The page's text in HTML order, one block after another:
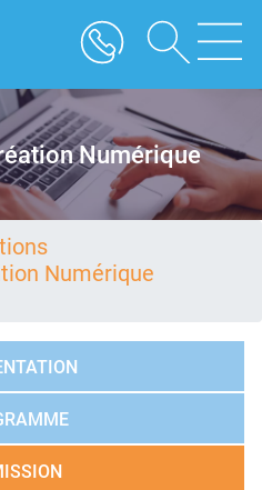
Numérique
Numérique